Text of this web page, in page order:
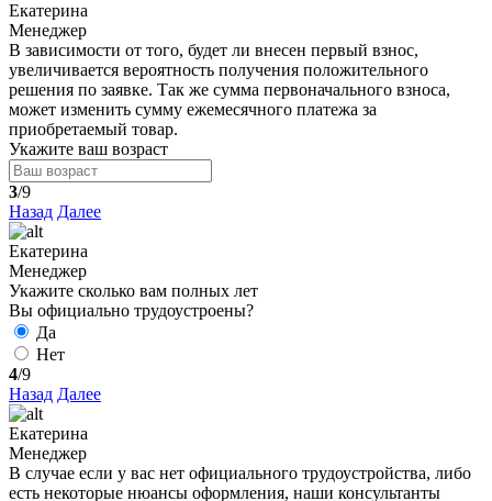
Екатерина
Менеджер
В зависимости от того, будет ли внесен первый взнос,
увеличивается вероятность получения положительного
решения по заявке. Так же сумма первоначального взноса,
может изменить сумму ежемесячного платежа за
приобретаемый товар.
Укажите ваш возраст
3/9
Назад Далее
Екатерина
Менеджер
Укажите сколько вам полных лет
Вы официально трудоустроены?
Да
Нет
4/9
Назад Далее
Екатерина
Менеджер
В случае если у вас нет официального трудоустройства, либо
есть некоторые нюансы оформления, наши консультанты